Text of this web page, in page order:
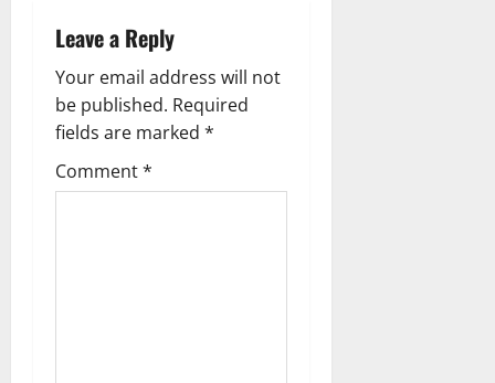
v
i
g
a
Leave a Reply
Your email address will not
be published. Required
fields are marked *
Comment*